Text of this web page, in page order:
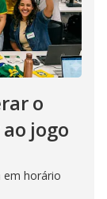
o
jogo
em horário